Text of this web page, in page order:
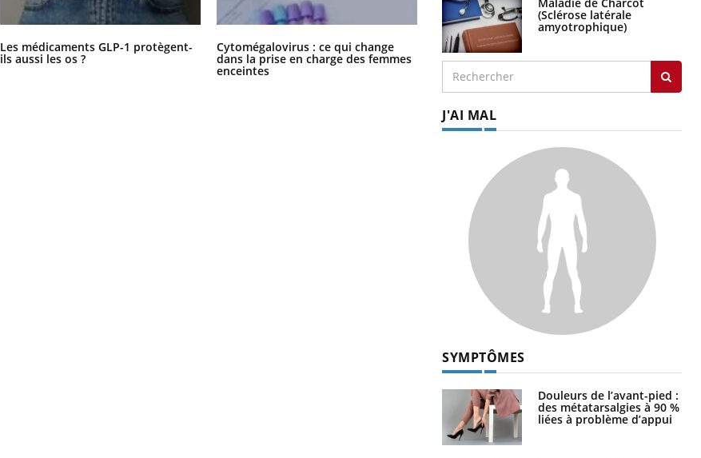
Les médicaments GLP-1 protègent-
ils aussi les os ?
Cytomégalovirus : ce qui change
dans la prise en charge des femmes
enceintes
La sieste empêche-t-elle de dormir
la nuit ?
(Sclérose latérale
amyotrophique)
J'AI MAL
SYMPTÔMES
Douleurs de l’avant-pied :
des métatarsalgies à 90 %
liées à problème d’appui